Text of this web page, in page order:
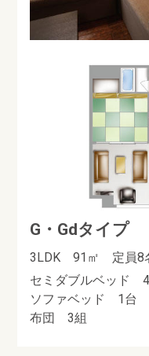
G・Gdタイプ
3LDK 91㎡ 定員8
セミダブルベッド
ソファベッド 1台
布団 3組